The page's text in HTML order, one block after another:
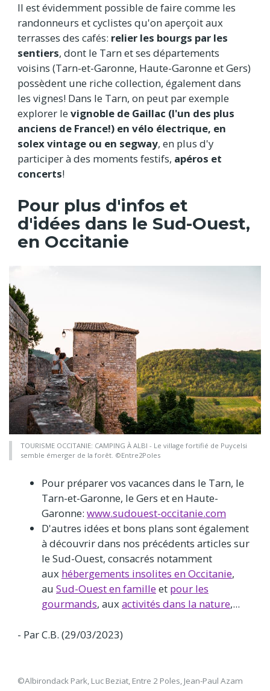
Il est évidemment possible de faire comme les
randonneurs et cyclistes qu'on aperçoit aux
terrasses des cafés: relier les bourgs par les
sentiers, dont le Tarn et ses départements
voisins (Tarn-et-Garonne, Haute-Garonne et Gers)
possèdent une riche collection, également dans
les vignes! Dans le Tarn, on peut par exemple
explorer le vignoble de Gaillac (l'un des plus
anciens de France!) en vélo électrique, en
solex vintage ou en segway, en plus d'y
participer à des moments festifs, apéros et
concerts!
Pour plus d'infos et
d'idées dans le Sud-Ouest,
en Occitanie
TOURISME OCCITANIE: CAMPING À ALBI - Le village fortifié de Puycelsi
semble émerger de la forêt. ©Entre2Poles
Pour préparer vos vacances dans le Tarn, le
Tarn-et-Garonne, le Gers et en Haute-
Garonne: www.sudouest-occitanie.com
D'autres idées et bons plans sont également
à découvrir dans nos précédents articles sur
le Sud-Ouest, consacrés notamment
aux hébergements insolites en Occitanie,
au Sud-Ouest en familleet pour les
gourmands, auxactivités dans la nature,...
- Par C.B. (29/03/2023)
©Albirondack Park, Luc Beziat, Entre 2 Poles, Jean-Paul Azam